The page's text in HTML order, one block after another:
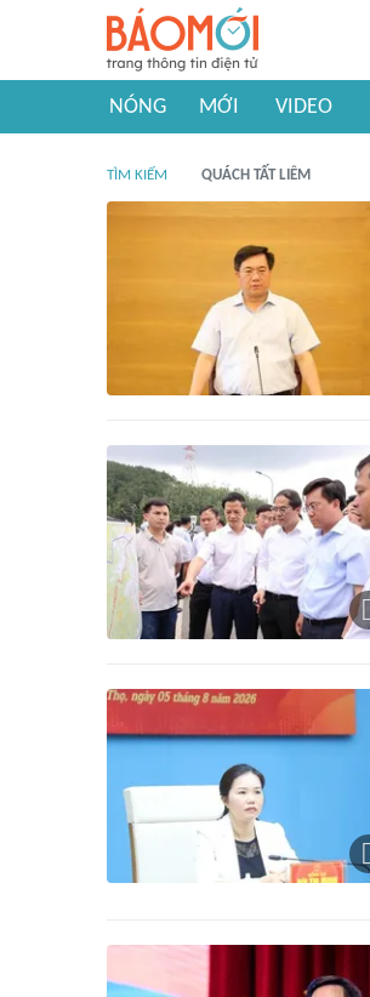
NÓNG MỚI VIDEO
TÌM KIẾM QUÁCH TẤT LIÊM